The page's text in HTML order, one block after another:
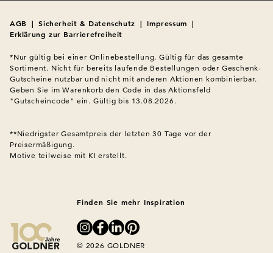
AGB | Sicherheit & Datenschutz | Impressum |
Erklärung zur Barrierefreiheit
*Nur gültig bei einer Onlinebestellung. Gültig für das gesamte
Sortiment. Nicht für bereits laufende Bestellungen oder Geschenk-
Gutscheine nutzbar und nicht mit anderen Aktionen kombinierbar.
Geben Sie im Warenkorb den Code in das Aktionsfeld
"Gutscheincode" ein. Gültig bis 13.08.2026.
**Niedrigster Gesamtpreis der letzten 30 Tage vor der
Preisermäßigung.
Motive teilweise mit KI erstellt.
Finden Sie mehr Inspiration
© 2026 GOLDNER